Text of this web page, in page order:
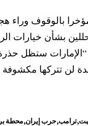
بالوقوف وراء
بشأن خيارات
ستظل
لن تتركها
ترامب حرب إيران محطة